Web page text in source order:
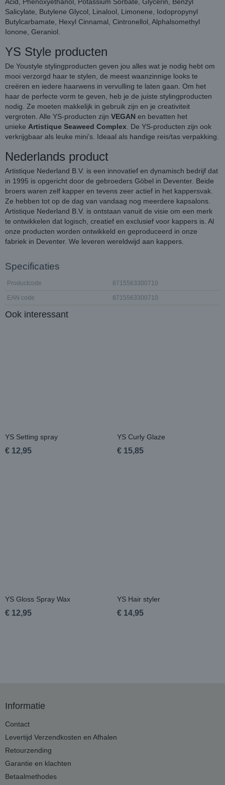
Acid, Phenoxyethanol, Potassium Sorbate, Glycerin, Benzyl
Salicylate, Butylene Glycol, Linalool, Limonene, Iodopropynyl
Butylcarbamate, Hexyl Cinnamal, Cintronellol, Alphalsomethyl
Ionone, Geraniol.
YS Style producten
De Youstyle stylingproducten geven jou alles wat je nodig hebt om
mooi verzorgd haar te stylen, de meest waanzinnige looks te
creëren en iedere haarwens in vervulling te laten gaan. Om het
haar de perfecte vorm te geven, heb je de juiste stylingproducten
nodig. Ze moeten makkelijk in gebruik zijn en je creativiteit
vergroten. Alle YS-producten zijn VEGAN en bevatten het
unieke Artistique Seaweed Complex. De YS-producten zijn ook
verkrijgbaar als leuke mini’s. Ideaal als handige reis/tas verpakking.
Nederlands product
Artistique Nederland B.V. is een innovatief en dynamisch bedrijf dat
in 1995 is opgericht door de gebroeders Göbel in Deventer. Beide
broers waren zelf kapper en tevens zeer actief in het kappersvak.
Ze hebben tot op de dag van vandaag nog meerdere kapsalons.
Artistique Nederland B.V. is ontstaan vanuit de visie om een merk
te ontwikkelen dat logisch, creatief en exclusief voor kappers is. Al
onze producten worden ontwikkeld en geproduceerd in onze
fabriek in Deventer. We leveren wereldwijd aan kappers.
Specificaties
Productcode 8715563300710
EAN code 8715563300710
Ook interessant
YS Setting spray
€ 12,95
YS Curly Glaze
€ 15,85
YS Gloss Spray Wax
€ 12,95
YS Hair styler
€ 14,95
Informatie
Contact
Levertijd Verzendkosten en Afhalen
Retourzending
Garantie en klachten
Betaalmethodes